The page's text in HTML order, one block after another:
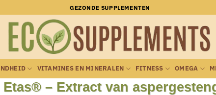
GEZONDE SUPPLEMENTEN
VITAMINES EN MINERALEN FITNESS OMEGA
Etas® – Extract van